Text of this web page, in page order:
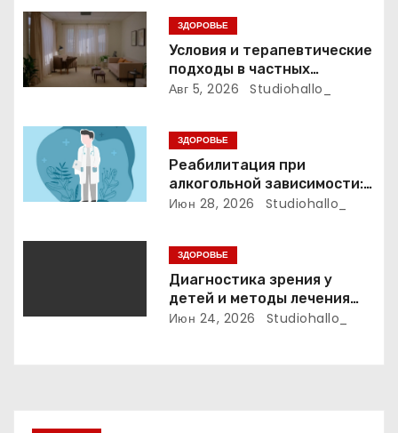
а
п
и
с
я
м
ЗДОРОВЬЕ
Условия и терапевтические
подходы в частных
психиатрических клиниках
Авг 5, 2026 Studiohallo_
ЗДОРОВЬЕ
Реабилитация при
алкогольной зависимости:
индивидуальные
анонимном подходе
Июн 28, 2026 Studiohallo_
ЗДОРОВЬЕ
Диагностика зрения у
детей и методы лечения
детской близорукости,
Июн 24, 2026 Studiohallo_